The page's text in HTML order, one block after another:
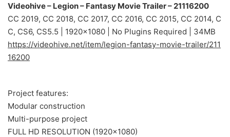
Videohive – Legion – Fantasy Movie Trailer – 21116200
CC 2019, CC 2018, CC 2017, CC 2016, CC 2015, CC 2014, C
C, CS6, CS5.5 | 1920×1080 | No Plugins Required | 34MB
https://videohive.net/item/legion-fantasy-movie-trailer/211
16200
Project features:
Modular construction
Multi-purpose project
FULL HD RESOLUTION (1920×1080)